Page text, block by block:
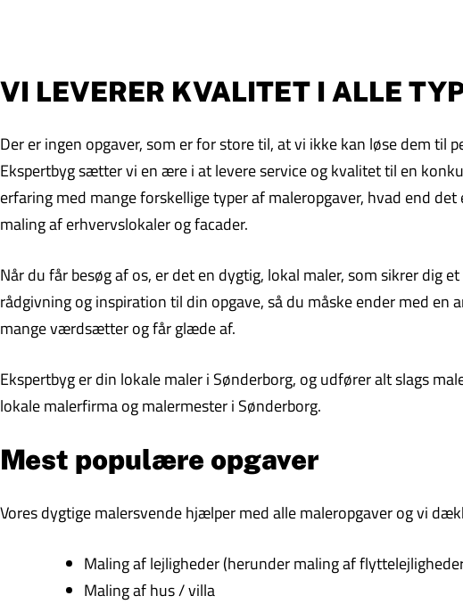
VI LEVERER KVALITET I ALLE
Der er ingen opgaver, som er for store til, at vi ikke kan løse dem
Ekspertbyg sætter vi en ære i at levere service og kvalitet til en
erfaring med mange forskellige typer af maleropgaver, hvad end
maling af erhvervslokaler og facader.
Når du får besøg af os, er det en dygtig, lokal maler, som sikrer dig
rådgivning og inspiration til din opgave, så du måske ender med
mange værdsætter og får glæde af.
Ekspertbyg er din lokale maler i Sønderborg, og udfører alt slags
lokale malerfirma og malermester i Sønderborg.
Mest populære opgaver
Vores dygtige malersvende hjælper med alle maleropgaver og vi
Maling af lejligheder (herunder maling af
Maling af hus / villa